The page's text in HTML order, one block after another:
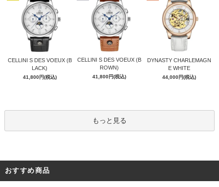
CELLINI S DES VOEUX (B
LACK)
41,800円(税込)
CELLINI S DES VOEUX (B
ROWN)
41,800円(税込)
DYNASTY CHARLEMAGN
E WHITE
44,000円(税込)
もっと見る
おすすめ商品